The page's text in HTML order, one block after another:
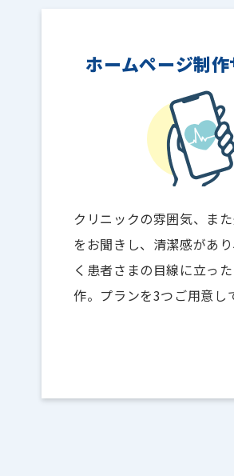
ホームページ制
クリニックの雰囲気、ま
をお聞きし、清潔感があ
く患者さまの目線に立っ
作。プランを3つご用意し